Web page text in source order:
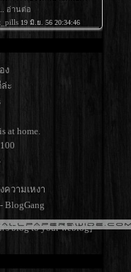
ง
ะ
at home.
ความเหงา
BlogGang
blog to your weblog]